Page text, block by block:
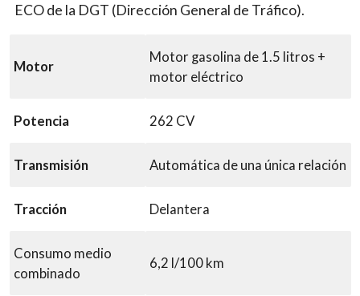
ECO de la DGT (Dirección General de Tráfico).
Motor
Motor gasolina de 1.5 litros +
motor eléctrico
Potencia 262 CV
Transmisión Automática de una única relación
Tracción Delantera
Consumo medio
combinado
6,2 l/100 km